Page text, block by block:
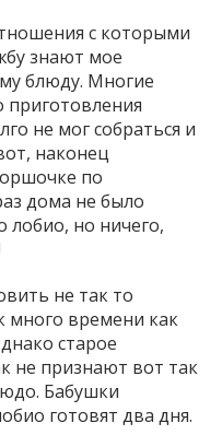
с которыми
знают мое
блюду. Многие
приготовления
не мог собраться и
наконец
по
дома не было
лобио, но ничего,
не так то
много времени как
старое
не признают вот так
Бабушки
готовят два дня.